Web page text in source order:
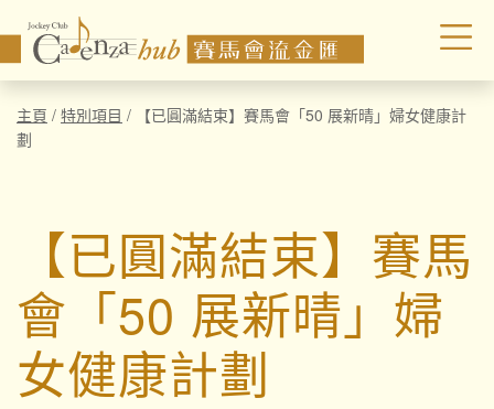
主頁 / 特別項目 /
【已圓滿結束】賽馬會「50 展新晴」婦女健康計
劃
【已圓滿結束】賽馬
會「50 展新晴」婦
女健康計劃